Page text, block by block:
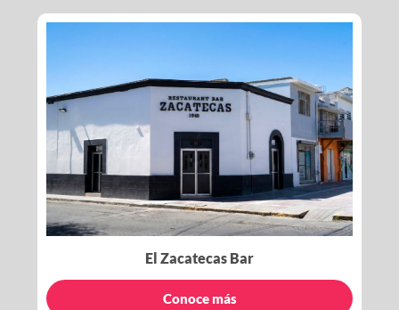
El Zacatecas Bar
Conoce más